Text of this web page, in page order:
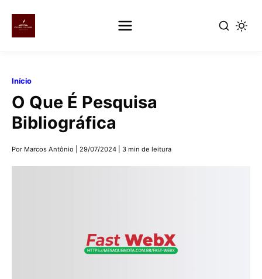
conteúdo
principal
Início
O Que É Pesquisa
Bibliográfica
Por Marcos Antônio 29/07/2024 3 min de leitura